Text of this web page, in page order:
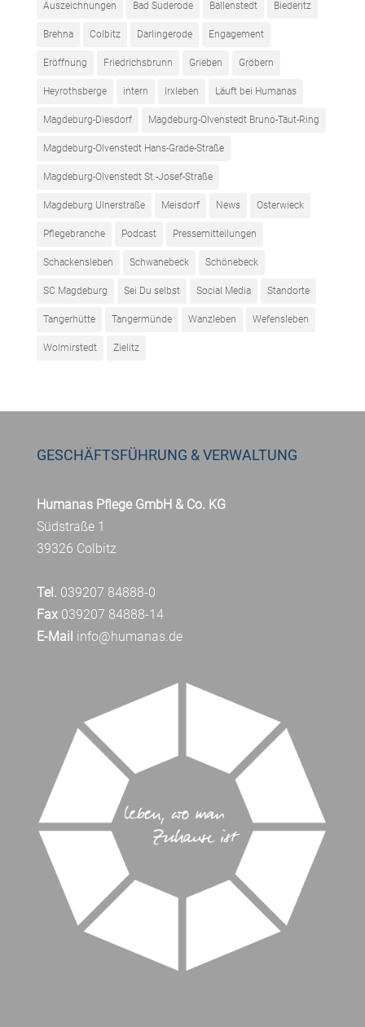
Auszeichnungen Bad Suderode Ballenstedt Biederitz
Brehna Colbitz Darlingerode Engagement
Eröffnung Friedrichsbrunn Grieben Gröbern
Heyrothsberge intern Irxleben Läuft bei Humanas
Magdeburg-Diesdorf Magdeburg-Olvenstedt Bruno-Taut-Ring
Magdeburg-Olvenstedt Hans-Grade-Straße
Magdeburg-Olvenstedt St.-Josef-Straße
Magdeburg Ulnerstraße Meisdorf News Osterwieck
Pflegebranche Podcast Pressemitteilungen
Schackensleben Schwanebeck Schönebeck
SC Magdeburg Sei Du selbst Social Media Standorte
Tangerhütte Tangermünde Wanzleben Wefensleben
Wolmirstedt Zielitz
GESCHÄFTSFÜHRUNG & VERWALTUNG
Humanas Pflege GmbH & Co. KG
Südstraße 1
39326 Colbitz
Tel. 039207 84888-0
Fax039207 84888-14
E-Mail info@humanas.de